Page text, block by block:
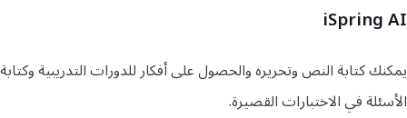
iSpring AI
يمكنك كتابة النص وتحريره والحصول على أفكار للدورات التدريبية وكتابة
الأسئلة في الاختبارات القصيرة.